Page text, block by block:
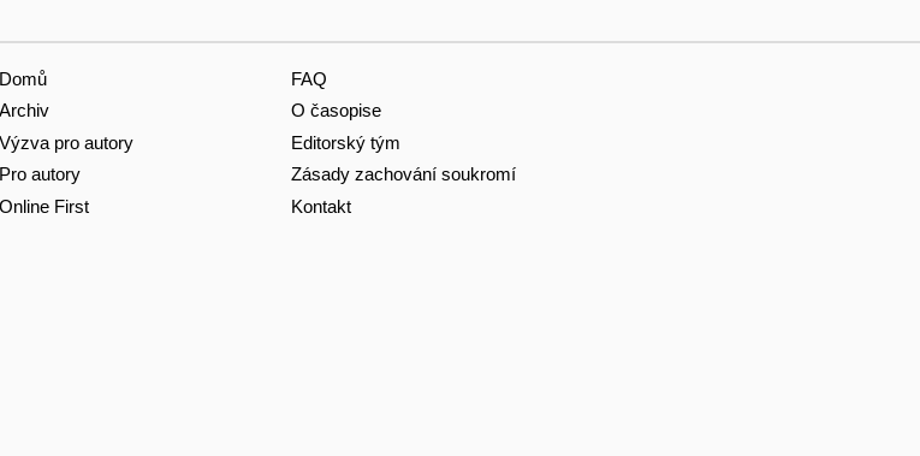
Domů
Archiv
Výzva pro autory
Pro autory
Online First
FAQ
O časopise
Editorský tým
Zásady zachování soukromí
Kontakt